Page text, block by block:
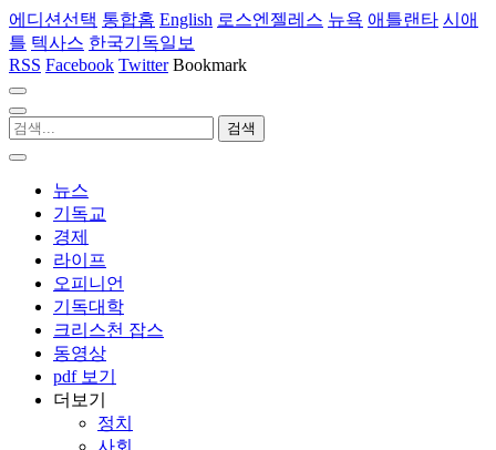
에디션선택 통합홈 English 로스엔젤레스 뉴욕 애틀랜타 시애
틀 텍사스 한국기독일보
RSS Facebook Twitter Bookmark
뉴스
기독교
경제
라이프
오피니언
기독대학
크리스천 잡스
동영상
pdf 보기
더보기
정치
사회